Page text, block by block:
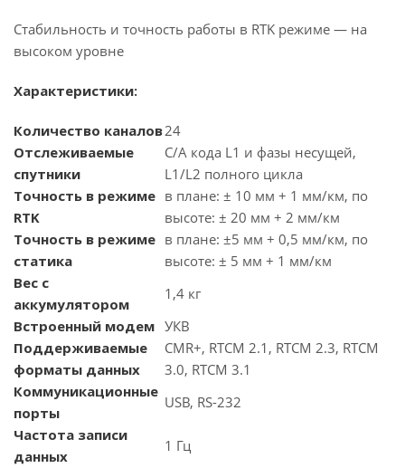
Стабильность и точность работы в RTK режиме ― на
высоком уровне
Характеристики:
Количество каналов24
Отслеживаемые
спутники
C/A кода L1 и фазы несущей,
L1/L2 полного цикла
Точность в режиме
RTK
в плане: ± 10 мм + 1 мм/км, по
высоте: ± 20 мм + 2 мм/км
Точность в режиме
статика
в плане: ±5 мм + 0,5 мм/км, по
высоте: ± 5 мм + 1 мм/км
Вес с
аккумулятором
1,4 кг
Встроенный модем УКВ
Поддерживаемые
форматы данных
CMR+, RTCM 2.1, RTCM 2.3, RTCM
3.0, RTCM 3.1
Коммуникационные
порты
USB, RS-232
Частота записи
данных
1 Гц